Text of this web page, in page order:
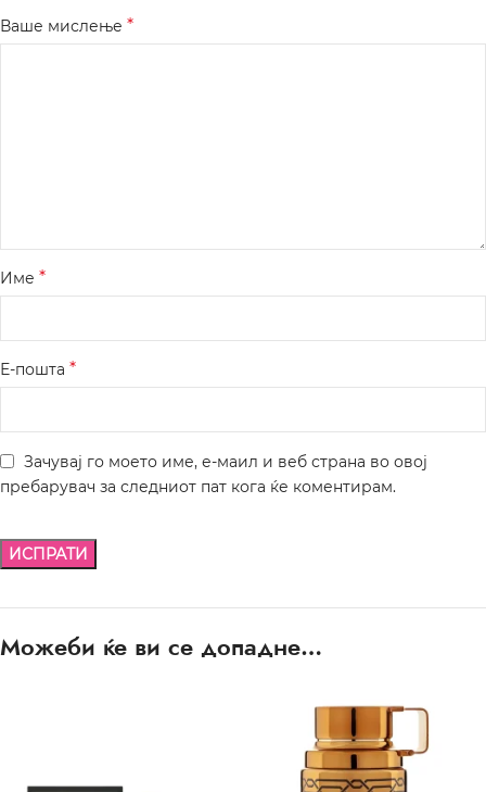
Ваше мислење *
Име *
Е-пошта *
Зачувај го моето име, е-маил и веб страна во овој
пребарувач за следниот пат кога ќе коментирам.
Можеби ќе ви се допадне…